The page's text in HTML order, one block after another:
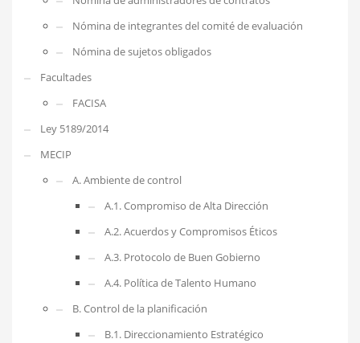
Nómina de integrantes del comité de evaluación
Nómina de sujetos obligados
Facultades
FACISA
Ley 5189/2014
MECIP
A. Ambiente de control
A.1. Compromiso de Alta Dirección
A.2. Acuerdos y Compromisos Éticos
A.3. Protocolo de Buen Gobierno
A.4. Política de Talento Humano
B. Control de la planificación
B.1. Direccionamiento Estratégico